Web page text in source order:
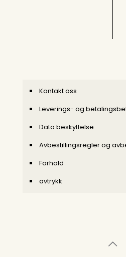
Kontakt oss
Leverings- og
Data beskyttelse
Avbestillingsregler og
Forhold
avtrykk